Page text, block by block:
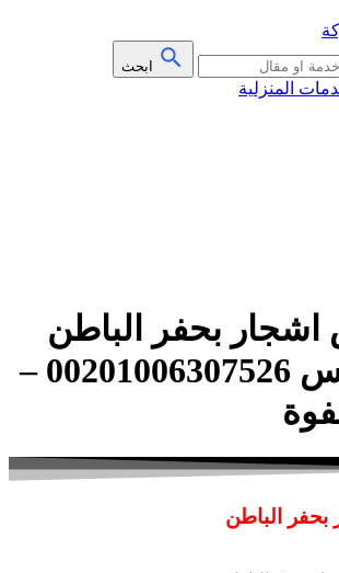
ابحث
بحفر الباطن
للايجار واتس 00201006307526 –
الباطن